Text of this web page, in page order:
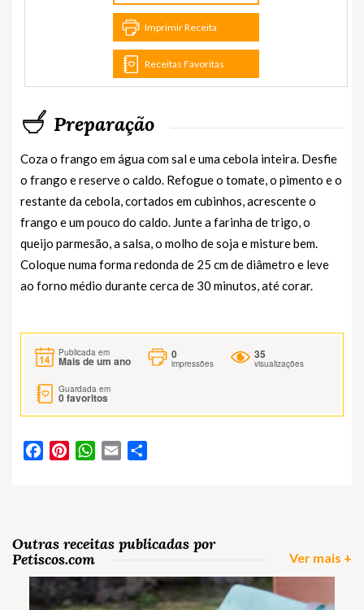
Imprimir Receita
Receitas Favoritas
Preparação
Coza o frango em água com sal e uma cebola inteira. Desfie
o frango e reserve o caldo. Refogue o tomate, o pimento e o
restante da cebola, cortados em cubinhos, acrescente o
frango e um pouco do caldo. Junte a farinha de trigo, o
queijo parmesão, a salsa, o molho de soja e misture bem.
Coloque numa forma redonda de 25 cm de diâmetro e leve
ao forno médio durante cerca de 30 minutos, até corar.
Publicada em
Mais de um ano
0
impressões
35
visualizações
Guardada em
0favoritos
FacebookPinterestWhatsApp
Email
Outras receitas publicadas por
Petiscos.com
Ver mais +